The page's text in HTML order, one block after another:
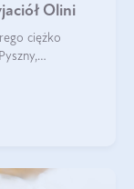
Olini
ciężko